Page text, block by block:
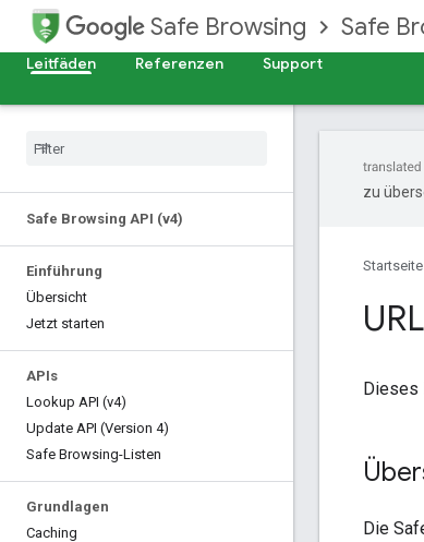
Safe Browsing Safe
Leitfäden
Referenzen Support
Safe Browsing API (v4)
Einführung
Übersicht
Jetzt starten
APIs
Lookup API (v4)
Update API (Version 4)
Safe Browsing-Listen
Grundlagen
Caching
zu
Startseite
Dieses
Die